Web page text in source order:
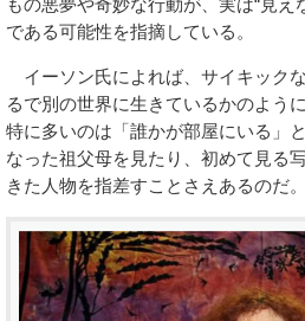
もの悪夢や奇妙な行動が、実は“見え
である可能性を指摘している。
イーソン氏によれば、サイキック
るで別の世界に生きているかのよう
特に多いのは「誰かが部屋にいる」
なった祖父母を見たり、初めて見る
きた人物を指差すことさえあるのだ。